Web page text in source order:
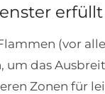
(vor
um das
Zonen für